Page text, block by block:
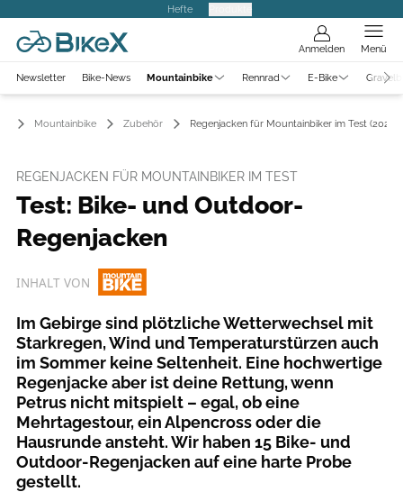
Hefte
Anmelden Menü
Newsletter Bike-News Mountainbike Rennrad E-Bike
Mountainbike Zubehör Regenjacken für Mountainbiker im Test (2021)
REGENJACKEN FÜR MOUNTAINBIKER IM TEST
Test: Bike- und Outdoor-
Regenjacken
INHALT VON
Im Gebirge sind plötzliche Wetterwechsel mit
Starkregen, Wind und Temperaturstürzen auch
im Sommer keine Seltenheit. Eine hochwertige
Regenjacke aber ist deine Rettung, wenn
Petrus nicht mitspielt – egal, ob eine
Mehrtagestour, ein Alpencross oder die
Hausrunde ansteht. Wir haben 15 Bike- und
Outdoor-Regenjacken auf eine harte Probe
gestellt.